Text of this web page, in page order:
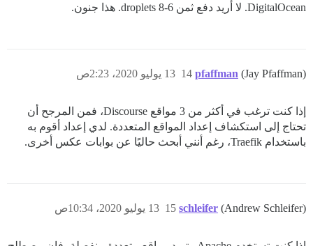
DigitalOcean. لا أريد دفع ثمن 6-8 droplets. هذا جنون.
pfaffman (Jay Pfaffman) 13 يوليو 2020، 2:23ص 14
إذا كنت ترغب في أكثر من 3 مواقع Discourse، فمن المرجح أن
تحتاج إلى استكشاف إعداد المواقع المتعددة. لدي إعداد أقوم به
باستخدام Traefik، رغم أنني أبحث حاليًا عن بوابات عكس أخرى.
schleifer (Andrew Schleifer) 13 يوليو 2020، 10:34ص 15